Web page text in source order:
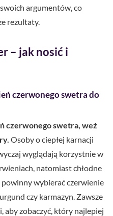
argumentów, co
rezultaty.
– jak nosić i
czerwonego swetra do
czerwonego swetra, weź
Osoby o ciepłej karnacji
wyglądają korzystnie w
natomiast chłodne
wybierać czerwienie
czy karmazyn. Zawsze
aby zobaczyć, który najlepiej